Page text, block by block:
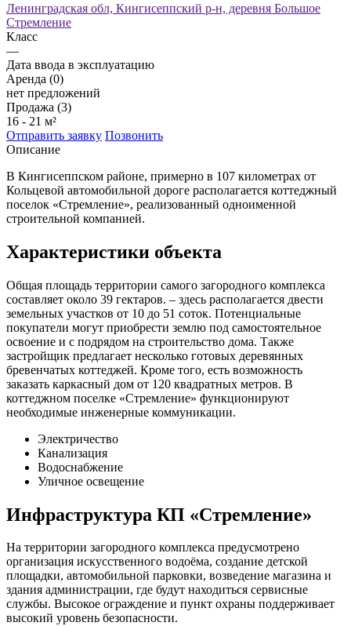
Ленинградская обл, Кингисеппский р-н, деревня Большое
Стремление
Класс
—
Дата ввода в эксплуатацию
Аренда (0)
нет предложений
Продажа (3)
16 - 21 м²
Отправить заявку Позвонить
Описание
В Кингисеппском районе, примерно в 107 километрах от
Кольцевой автомобильной дороге располагается коттеджный
поселок «Стремление», реализованный одноименной
строительной компанией.
Характеристики объекта
Общая площадь территории самого загородного комплекса
составляет около 39 гектаров. – здесь располагается двести
земельных участков от 10 до 51 соток. Потенциальные
покупатели могут приобрести землю под самостоятельное
освоение и с подрядом на строительство дома. Также
застройщик предлагает несколько готовых деревянных
бревенчатых коттеджей. Кроме того, есть возможность
заказать каркасный дом от 120 квадратных метров. В
коттеджном поселке «Стремление» функционируют
необходимые инженерные коммуникации.
Электричество
Канализация
Водоснабжение
Уличное освещение
Инфраструктура КП «Стремление»
На территории загородного комплекса предусмотрено
организация искусственного водоёма, создание детской
площадки, автомобильной парковки, возведение магазина и
здания администрации, где будут находиться сервисные
службы. Высокое ограждение и пункт охраны поддерживает
высокий уровень безопасности.